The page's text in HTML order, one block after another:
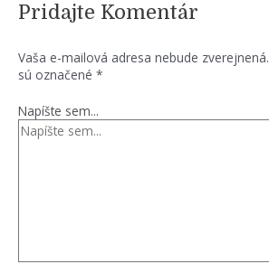
Pridajte Komentár
Vaša e-mailová adresa nebude zverejnená.
sú označené *
Napíšte sem...